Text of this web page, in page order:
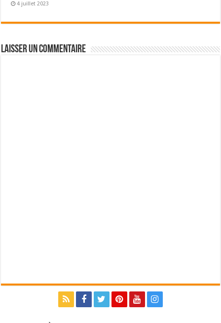
4 juillet 2023
Laisser un commentaire